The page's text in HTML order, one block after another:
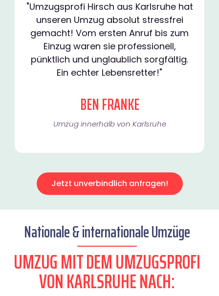
"Umzugsprofi Hirsch aus Karlsruhe hat
unseren Umzug absolut stressfrei
gemacht! Vom ersten Anruf bis zum
Einzug waren sie professionell,
pünktlich und unglaublich sorgfältig.
Ein echter Lebensretter!"
BEN FRANKE
Umzug innerhalb von Karlsruhe​
Jetzt unverbindlich anfragen!
Nationale & internationale Umzüge
UMZUG MIT DEM UMZUGSPROFI
VON KARLSRUHE NACH: